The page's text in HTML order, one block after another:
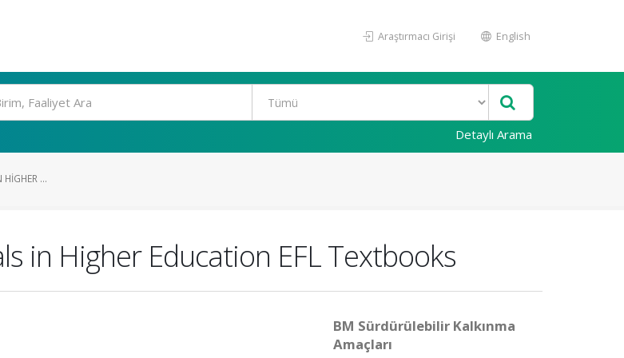
Araştırmacı Girişi English
Detaylı Arama
...
in Higher Education EFL Textbooks
BM Sürdürülebilir Kalkınma
Amaçları